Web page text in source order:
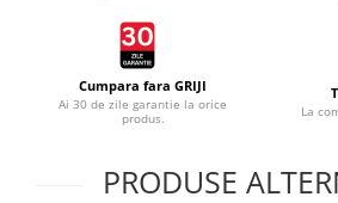
Cumpara fara GRIJI
Ai 30 de zile garantie la orice
produs.
La
PRODUSE